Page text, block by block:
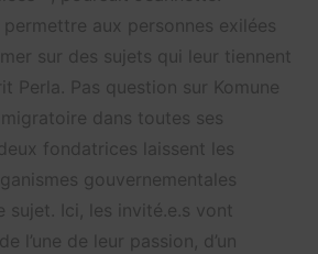
permettre aux personnes exilées
sur des sujets qui leur tiennent
Perla. Pas question sur Komune
dans toutes ses
fondatrices laissent les
gouvernementales
sujet. Ici, les invité.e.s vont
l’une de leur passion, d’un